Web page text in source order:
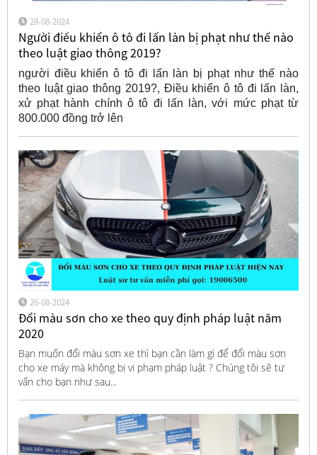
28-08-2024
Người điều khiển ô tô đi lấn làn bị phạt như thế nào
theo luật giao thông 2019?
người điều khiển ô tô đi lấn làn bị phạt như thế nào
theo luật giao thông 2019?, Điều khiển ô tô đi lấn làn,
xử phạt hành chính ô tô đi lấn làn, với mức phạt từ
800.000 đồng trở lên
26-08-2024
Đổi màu sơn cho xe theo quy định pháp luật năm
2020
Bạn muốn đổi màu sơn xe thì bạn cần làm gì để đổi màu sơn
cho xe máy mà không bị vi phạm pháp luật ? Chúng tôi sẽ tư
vấn cho bạn như sau...